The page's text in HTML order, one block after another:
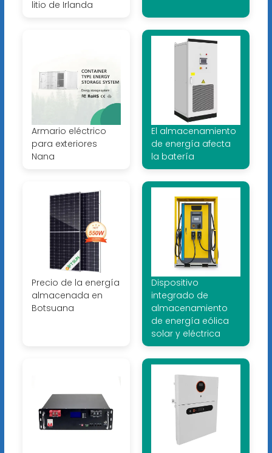
litio de Irlanda
Armario eléctrico
para exteriores
Nana
El almacenamiento
de energía afecta
la batería
Precio de la energía
almacenada en
Botsuana
Dispositivo
integrado de
almacenamiento
de energía eólica
solar y eléctrica